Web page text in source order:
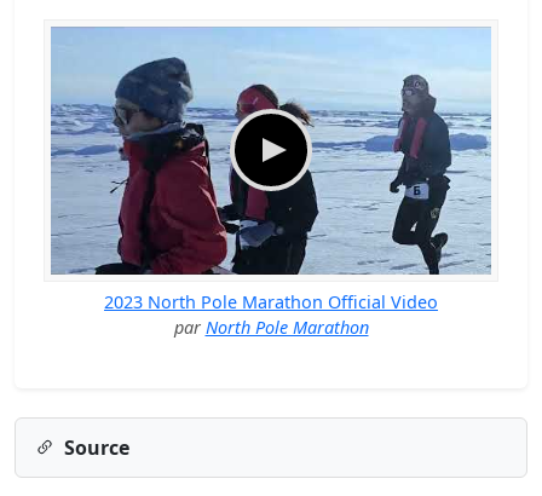
2023 North Pole Marathon Official Video
par North Pole Marathon
Source